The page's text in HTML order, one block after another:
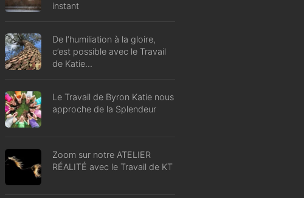
instant
De l’humiliation à la gloire,
c’est possible avec le Travail
de Katie…
Le Travail de Byron Katie nous
approche de la Splendeur
Zoom sur notre ATELIER
RÉALITÉ avec le Travail de KT